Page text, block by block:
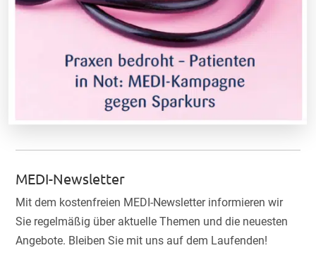
MEDI-Newsletter
Mit dem kostenfreien MEDI-Newsletter informieren wir
Sie regelmäßig über aktuelle Themen und die neuesten
Angebote. Bleiben Sie mit uns auf dem Laufenden!